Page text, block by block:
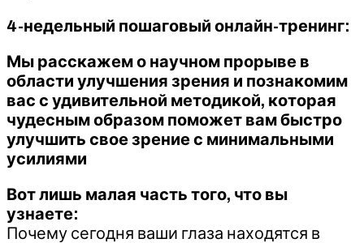
4-недельный пошаговый онлайн-тренинг:
Мы расскажем о научном прорыве в
области улучшения зрения и познакомим
вас с удивительной методикой, которая
чудесным образом поможет вам быстро
улучшить свое зрение с минимальными
усилиями
Вот лишь малая часть того, что вы
узнаете:
Почему сегодня ваши глаза находятся в